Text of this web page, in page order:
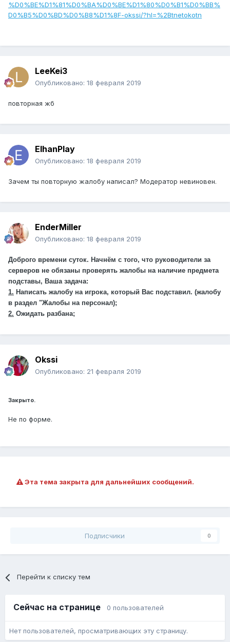
%D0%BE%D1%81%D0%BA%D0%BE%D1%80%D0%B1%D0%BB%
D0%B5%D0%BD%D0%B8%D1%8F-okssi/?hl=%2Btnetokotn
LeeKei3
Опубликовано: 18 февраля 2019
повторная жб
ElhanPlay
Опубликовано: 18 февраля 2019
Зачем ты повторную жалобу написал? Модератор невиновен.
EnderMiller
Опубликовано: 18 февраля 2019
Доброго времени суток. Начнём с того, что руководители за
серверов не обязаны проверять жалобы на наличие предмета
подставы, Ваша задача:
1. Написать жалобу на игрока, который Вас подставил. (жалобу
в раздел "Жалобы на персонал);
2. Ожидать разбана;
Okssi
Опубликовано: 21 февраля 2019
Закрыто.
Не по форме.
Эта тема закрыта для дальнейших сообщений.
Подписчики 0
Перейти к списку тем
Сейчас на странице 0 пользователей
Нет пользователей, просматривающих эту страницу.